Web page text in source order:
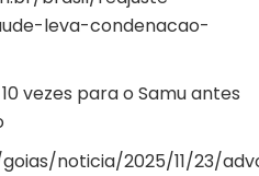
leva-condenacao-
vezes para o Samu antes
noticia/2025/11/23/